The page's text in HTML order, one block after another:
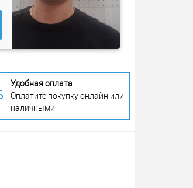
Удобная оплата
Оплатите покупку онлайн или
наличными